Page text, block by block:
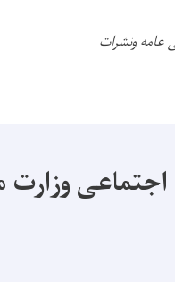
ونشرات
اجتماعی وزارت